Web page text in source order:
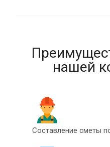
нашей
Составление сметы